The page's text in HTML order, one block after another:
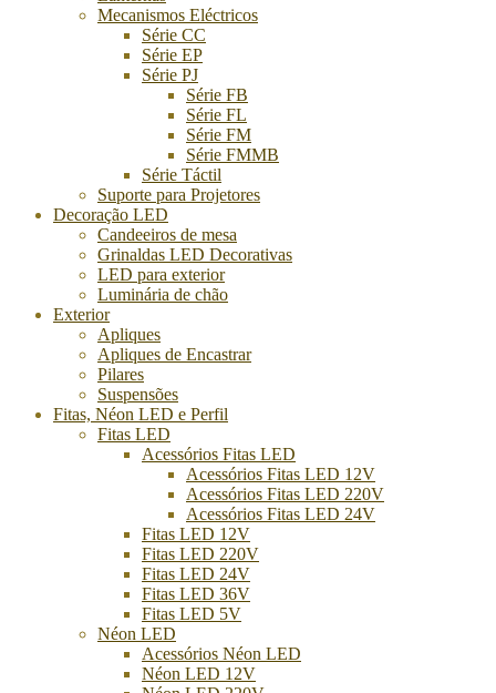
Mecanismos Eléctricos
Série CC
Série EP
Série PJ
Série FB
Série FL
Série FM
Série FMMB
Série Táctil
Suporte para Projetores
Decoração LED
Candeeiros de mesa
Grinaldas LED Decorativas
LED para exterior
Luminária de chão
Exterior
Apliques
Apliques de Encastrar
Pilares
Suspensões
Fitas, Néon LED e Perfil
Fitas LED
Acessórios Fitas LED
Acessórios Fitas LED 12V
Acessórios Fitas LED 220V
Acessórios Fitas LED 24V
Fitas LED 12V
Fitas LED 220V
Fitas LED 24V
Fitas LED 36V
Fitas LED 5V
Néon LED
Acessórios Néon LED
Néon LED 12V